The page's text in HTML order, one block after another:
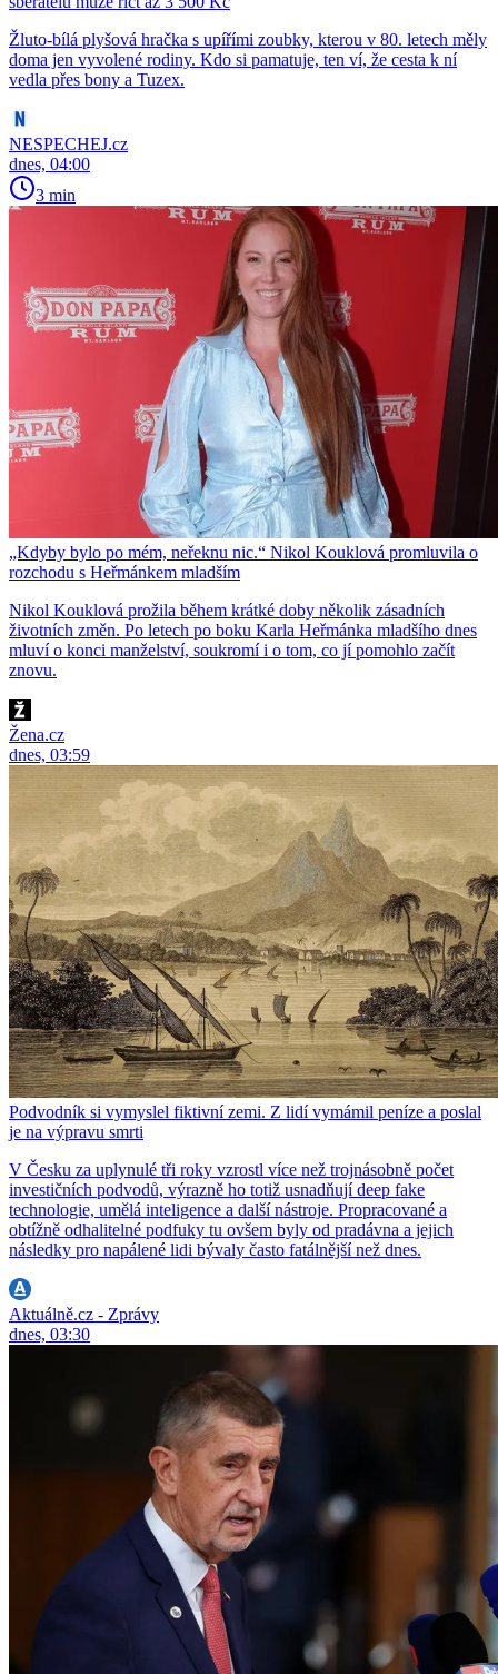
Žluto-bílá plyšová hračka s upířími zoubky, kterou v 80. letech měly
doma jen vyvolené rodiny. Kdo si pamatuje, ten ví, že cesta k ní
vedla přes bony a Tuzex.
NESPECHEJ.cz
dnes, 04:00
3 min
„Kdyby bylo po mém, neřeknu nic.“ Nikol Kouklová promluvila o
rozchodu s Heřmánkem mladším
Nikol Kouklová prožila během krátké doby několik zásadních
životních změn. Po letech po boku Karla Heřmánka mladšího dnes
mluví o konci manželství, soukromí i o tom, co jí pomohlo začít
znovu.
Žena.cz
dnes, 03:59
Podvodník si vymyslel fiktivní zemi. Z lidí vymámil peníze a poslal
je na výpravu smrti
V Česku za uplynulé tři roky vzrostl více než trojnásobně počet
investičních podvodů, výrazně ho totiž usnadňují deep fake
technologie, umělá inteligence a další nástroje. Propracované a
obtížně odhalitelné podfuky tu ovšem byly od pradávna a jejich
následky pro napálené lidi bývaly často fatálnější než dnes.
Aktuálně.cz - Zprávy
dnes, 03:30